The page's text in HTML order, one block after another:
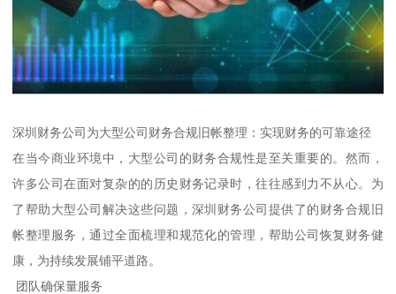
深圳财务公司为大型公司财务合规旧帐整理：实现财务的可靠途径
在当今商业环境中，大型公司的财务合规性是至关重要的。然而，
许多公司在面对复杂的的历史财务记录时，往往感到力不从心。为
了帮助大型公司解决这些问题，深圳财务公司提供了的财务合规旧
帐整理服务，通过全面梳理和规范化的管理，帮助公司恢复财务健
康，为持续发展铺平道路。
团队确保量服务